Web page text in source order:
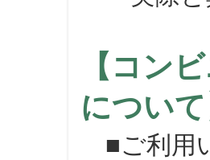
【コン
につい
■ご利用